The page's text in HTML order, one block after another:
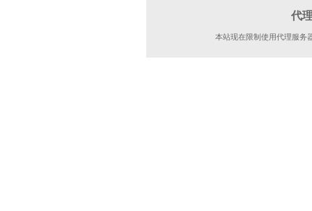
代
本站现在限制使用代理服务